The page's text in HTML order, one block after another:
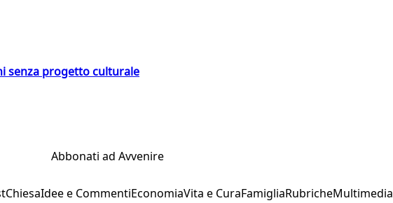
senza progetto culturale
Abbonati ad Avvenire
ChiesaIdee e CommentiEconomiaVita e CuraFamigliaRubricheMultimedia